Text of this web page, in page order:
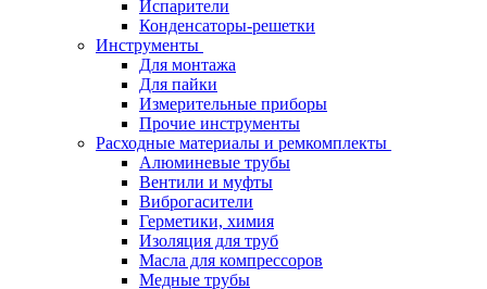
Испарители
Конденсаторы-решетки
Инструменты
Для монтажа
Для пайки
Измерительные приборы
Прочие инструменты
Расходные материалы и ремкомплекты
Алюминевые трубы
Вентили и муфты
Виброгасители
Герметики, химия
Изоляция для труб
Масла для компрессоров
Медные трубы